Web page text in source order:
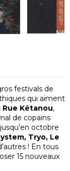
festivals de
qui aiment
Rue Kétanou,
de copains
octobre
Tryo, Le
! En tous
15 nouveaux